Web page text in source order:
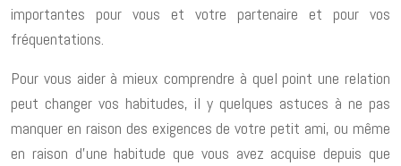
importantes pour vous et votre partenaire et pour vos
fréquentations.
Pour vous aider à mieux comprendre à quel point une relation
peut changer vos habitudes, il y quelques astuces à ne pas
manquer en raison des exigences de votre petit ami, ou même
en raison d’une habitude que vous avez acquise depuis que